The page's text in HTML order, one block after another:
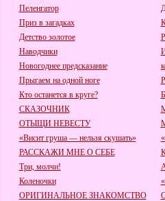
Пеленгатор
Приз в загадках
Детство золотое
Наводчики
Новогоднее предсказание
Прыгаем на одной ноге
Кто останется в круге?
СКАЗОЧНИК
ОТЫЩИ НЕВЕСТУ
«Висит груша — нельзя скушать»
РАССКАЖИ МНЕ О СЕБЕ
Три, молчи!
Коленочки
ОРИГИНАЛЬНОЕ ЗНАКОМСТВО